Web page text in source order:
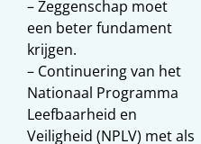
– Zeggenschap moet
een beter fundament
krijgen.
– Continuering van het
Nationaal Programma
Leefbaarheid en
Veiligheid (NPLV) met als